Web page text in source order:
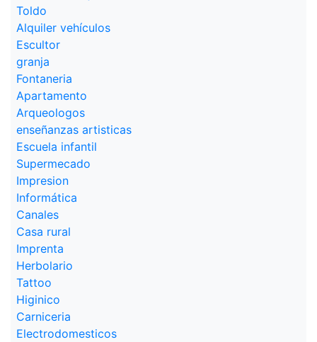
Toldo
Alquiler vehículos
Escultor
granja
Fontaneria
Apartamento
Arqueologos
enseñanzas artisticas
Escuela infantil
Supermecado
Impresion
Informática
Canales
Casa rural
Imprenta
Herbolario
Tattoo
Higinico
Carniceria
Electrodomesticos